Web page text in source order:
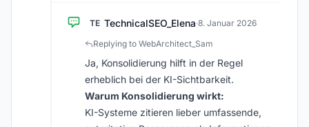
TE TechnicalSEO_Elena·8. Januar 2026
Replying to WebArchitect_Sam
Ja, Konsolidierung hilft in der Regel
erheblich bei der KI-Sichtbarkeit.
Warum Konsolidierung wirkt:
KI-Systeme zitieren lieber umfassende,